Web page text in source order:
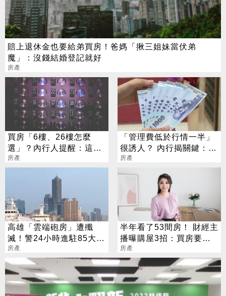
賠上退休金也要給弟買房！爸媽「揪三姐妹當伏弟
魔」：沒錢結婚登記就好
房產
買房「6樓、26樓怎麼
選」？內行人提醒：這件
事更重要
房產
「管理費低於行情一半」
很誘人？ 內行揭關鍵：恐
影響房價
房產
高雄「雲端砲房」遭殲
滅！警24小時進駐85大樓
投報率竟有4%
房產
半年看了53間房！ 財經主
播曝購屋3招：買房要務
實
房產